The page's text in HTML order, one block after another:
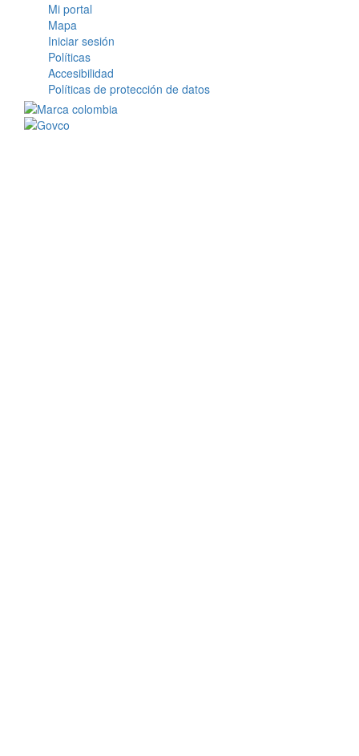
Mi portal
Mapa
Iniciar sesión
Políticas
Accesibilidad
Políticas de protección de datos